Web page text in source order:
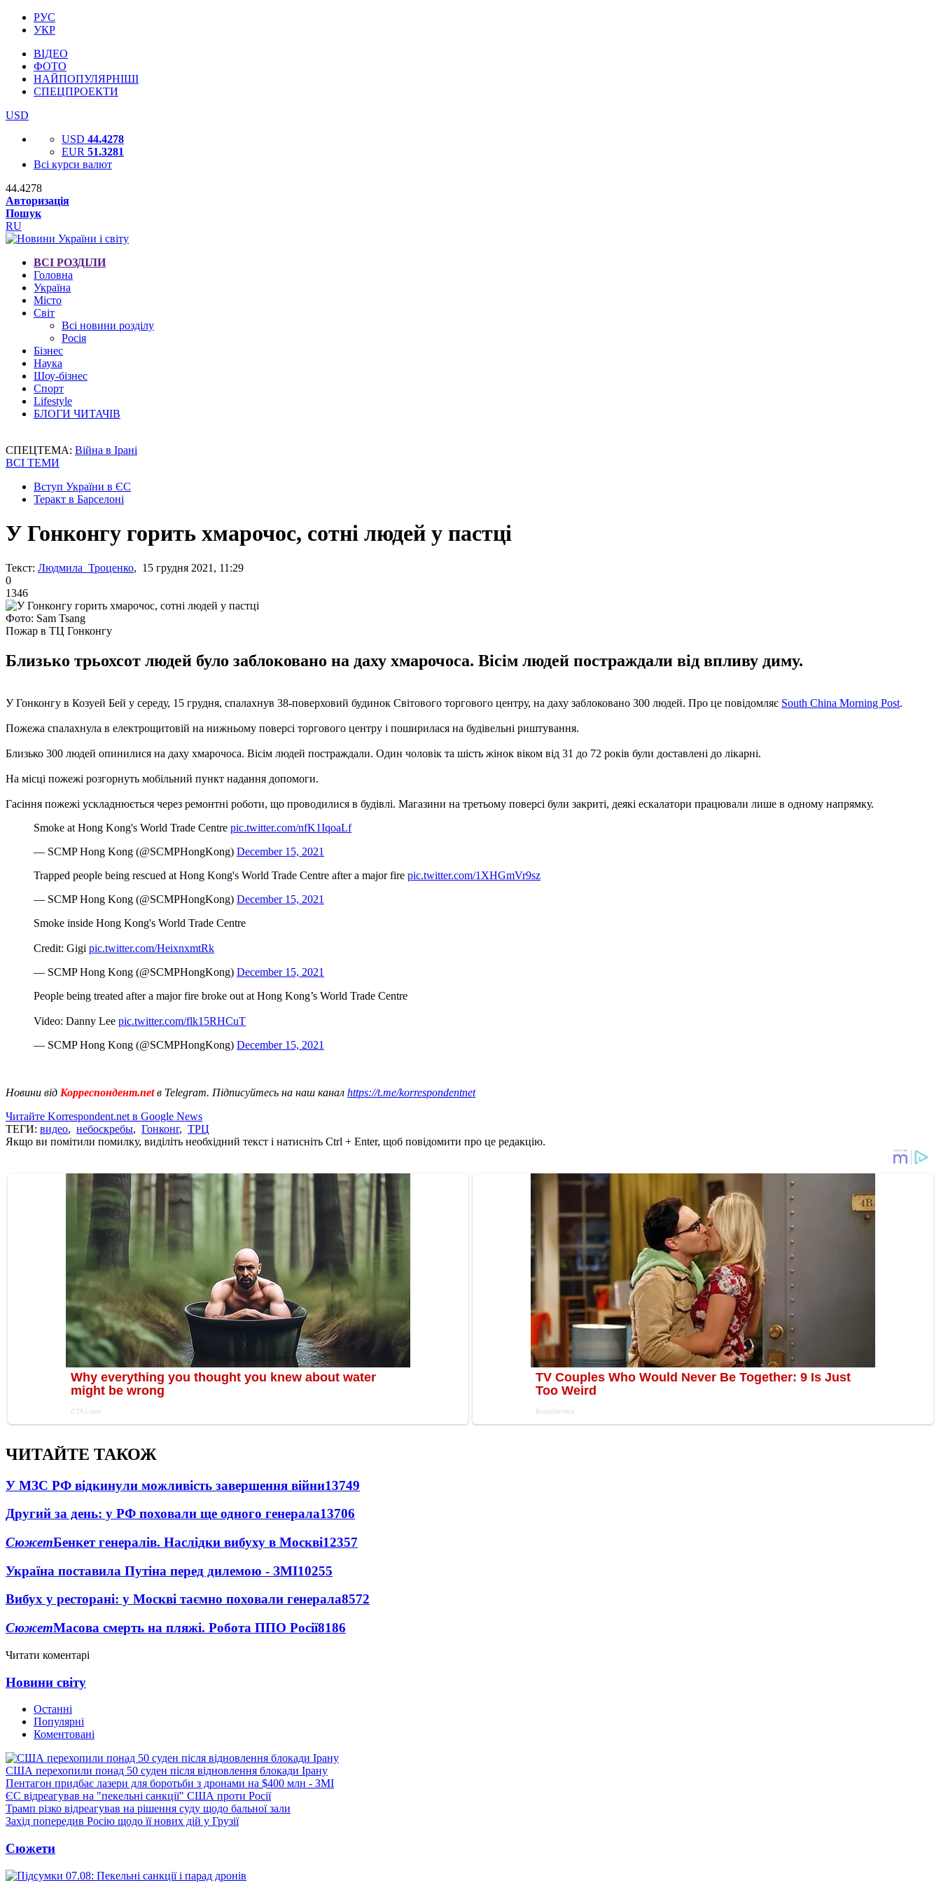
РУС
УКР
ВІДЕО
ФОТО
НАЙПОПУЛЯРНІШІ
СПЕЦПРОЕКТИ
USD
USD 44.4278
EUR 51.3281
Всі курси валют
44.4278
Авторизація
Пошук
RU
ВСІ РОЗДІЛИ
Головна
Україна
Місто
Світ
Всі новини розділу
Росія
Бізнес
Наука
Шоу-бізнес
Спорт
Lifestyle
БЛОГИ ЧИТАЧІВ
СПЕЦТЕМА: Війна в Ірані
ВСІ ТЕМИ
Вступ України в ЄС
Теракт в Барселоні
У Гонконгу горить хмарочос, сотні людей у пастці
Текст: Людмила Троценко, 15 грудня 2021, 11:29
0
1346
Фото: Sam Tsang
Пожар в ТЦ Гонконгу
Близько трьохсот людей було заблоковано на даху хмарочоса. Вісім людей постраждали від впливу диму.
У Гонконгу в Козуей Бей у середу, 15 грудня, спалахнув 38-поверховий будинок Світового торгового центру, на даху заблоковано 300 людей. Про це повідомляє South China Morning Post.
Пожежа спалахнула в електрощитовій на нижньому поверсі торгового центру і поширилася на будівельні риштування.
Близько 300 людей опинилися на даху хмарочоса. Вісім людей постраждали. Один чоловік та шість жінок віком від 31 до 72 років були доставлені до лікарні.
На місці пожежі розгорнуть мобільний пункт надання допомоги.
Гасіння пожежі ускладнюється через ремонтні роботи, що проводилися в будівлі. Магазини на третьому поверсі були закриті, деякі ескалатори працювали лише в одному напрямку.
Smoke at Hong Kong's World Trade Centre pic.twitter.com/nfK1IqoaLf
— SCMP Hong Kong (@SCMPHongKong) December 15, 2021
Trapped people being rescued at Hong Kong's World Trade Centre after a major fire pic.twitter.com/1XHGmVr9sz
— SCMP Hong Kong (@SCMPHongKong) December 15, 2021
Smoke inside Hong Kong's World Trade Centre
Credit: Gigi pic.twitter.com/HeixnxmtRk
— SCMP Hong Kong (@SCMPHongKong) December 15, 2021
People being treated after a major fire broke out at Hong Kong’s World Trade Centre
Video: Danny Lee pic.twitter.com/flk15RHCuT
— SCMP Hong Kong (@SCMPHongKong) December 15, 2021
Новини від Корреспондент.netв Telegram. Підписуйтесь на наш канал https://t.me/korrespondentnet
Читайте Korrespondent.net в Google News
ТЕГИ: видео, небоскребы, Гонконг, ТРЦ
Якщо ви помітили помилку, виділіть необхідний текст і натисніть Ctrl + Enter, щоб повідомити про це редакцію.
ЧИТАЙТЕ ТАКОЖ
У МЗС РФ відкинули можливість завершення війни13749
Другий за день: у РФ поховали ще одного генерала13706
СюжетБенкет генералів. Наслідки вибуху в Москві12357
Україна поставила Путіна перед дилемою - ЗМІ10255
Вибух у ресторані: у Москві таємно поховали генерала8572
СюжетМасова смерть на пляжі. Робота ППО Росії8186
Читати коментарі
Новини світу
Останні
Популярні
Коментовані
США перехопили понад 50 суден після відновлення блокади Ірану
Пентагон придбає лазери для боротьби з дронами на $400 млн - ЗМІ
ЄС відреагував на "пекельні санкції" США проти Росії
Трамп різко відреагував на рішення суду щодо бальної зали
Захід попередив Росію щодо її нових дій у Грузії
Сюжети